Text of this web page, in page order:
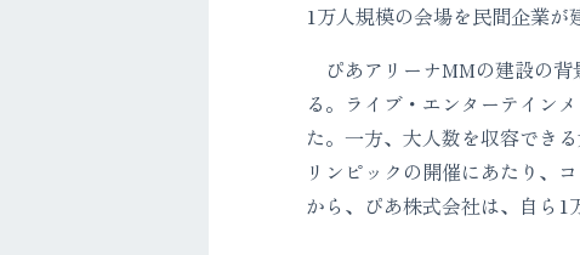
1万人規模の会場を民間企業が
ぴあアリーナMMの建設の背
る。ライブ・エンターテイン
た。一方、大人数を収容でき
リンピックの開催にあたり、
から、ぴあ株式会社は、自ら1